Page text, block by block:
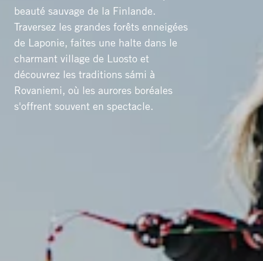
beauté sauvage de la Finlande.
Traversez les grandes forêts enneigées
de Laponie, faites une halte dans le
charmant village de Luosto et
découvrez les traditions sámi à
Rovaniemi, où les aurores boréales
s'offrent souvent en spectacle.